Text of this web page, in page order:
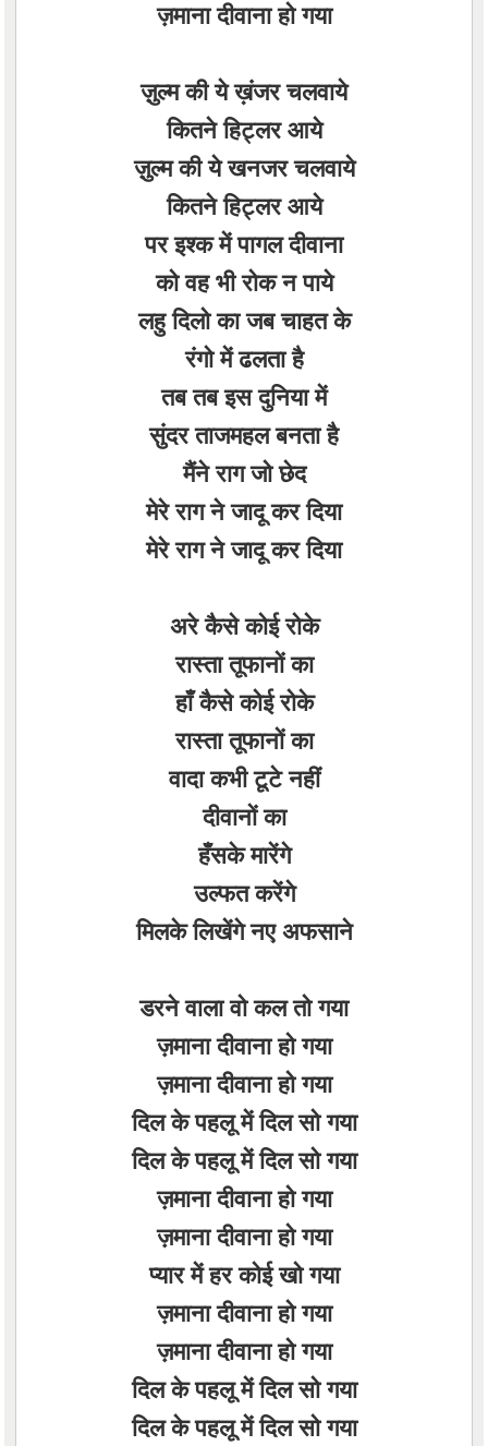
ज़माना दीवाना हो गया
ज़ुल्म की ये ख़ंजर चलवाये
कितने हिट्लर आये
ज़ुल्म की ये खनजर चलवाये
कितने हिट्लर आये
पर इश्क में पागल दीवाना
को वह भी रोक न पाये
लहु दिलो का जब चाहत के
रंगो में ढलता है
तब तब इस दुनिया में
सुंदर ताजमहल बनता है
मैंने राग जो छेद
मेरे राग ने जादू कर दिया
मेरे राग ने जादू कर दिया
अरे कैसे कोई रोके
रास्ता तूफानों का
हाँ कैसे कोई रोके
रास्ता तूफानों का
वादा कभी टूटे नहीं
दीवानों का
हँसके मारेंगे
उल्फत करेंगे
मिलके लिखेंगे नए अफसाने
डरने वाला वो कल तो गया
ज़माना दीवाना हो गया
ज़माना दीवाना हो गया
दिल के पहलू में दिल सो गया
दिल के पहलू में दिल सो गया
ज़माना दीवाना हो गया
ज़माना दीवाना हो गया
प्यार में हर कोई खो गया
ज़माना दीवाना हो गया
ज़माना दीवाना हो गया
दिल के पहलू में दिल सो गया
दिल के पहलू में दिल सो गया